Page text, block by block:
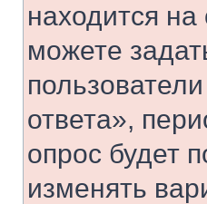
находится на
можете
ответа»,
опрос будет
изменять